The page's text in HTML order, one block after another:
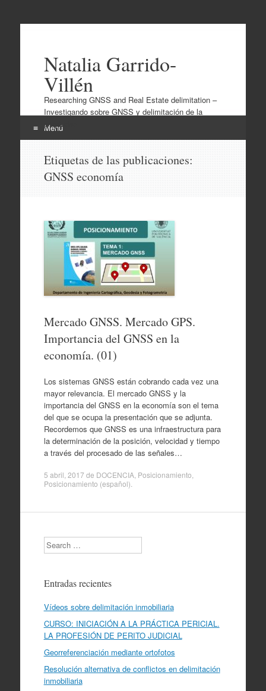
Natalia Garrido-
Villén
Researching GNSS and Real Estate delimitation –
Investigando sobre GNSS y delimitación de la
propiedad
Menú
contenido
Etiquetas de las publicaciones:
GNSS economía
Mercado GNSS. Mercado GPS.
Importancia del GNSS en la
economía. (01)
Los sistemas GNSS están cobrando cada vez una
mayor relevancia. El mercado GNSS y la
importancia del GNSS en la economía son el tema
del que se ocupa la presentación que se adjunta.
Recordemos que GNSS es una infraestructura para
la determinación de la posición, velocidad y tiempo
a través del procesado de las señales…
5 abril, 2017 de DOCENCIA, Posicionamiento
Posicionamiento (español)
Search
Entradas recientes
Vídeos sobre delimitación inmobiliaria
CURSO: INICIACIÓN A LA PRÁCTICA PERICIAL.
LA PROFESIÓN DE PERITO JUDICIAL
Georreferenciación mediante ortofotos
Resolución alternativa de conflictos en delimitación
inmobiliaria